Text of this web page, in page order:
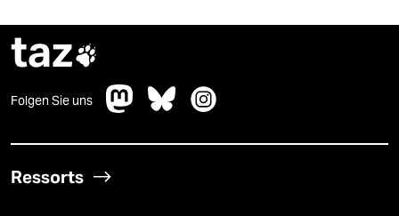
taz
Folgen Sie uns
Ressorts